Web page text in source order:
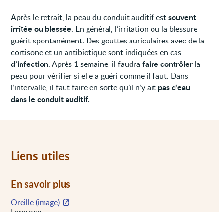
Après le retrait, la peau du conduit auditif estsouvent
irritée ou blessée. En général, l’irritation ou la blessure
guérit spontanément. Des gouttes auriculaires avec de la
cortisone et un antibiotique sont indiquées en cas
d’infection. Après 1 semaine, il faudrafaire contrôler la
peau pour vérifier si elle a guéri comme il faut. Dans
l’intervalle, il faut faire en sorte qu’il n’y ait pas d’eau
dans le conduit auditif.
Liens utiles
En savoir plus
Oreille (image)